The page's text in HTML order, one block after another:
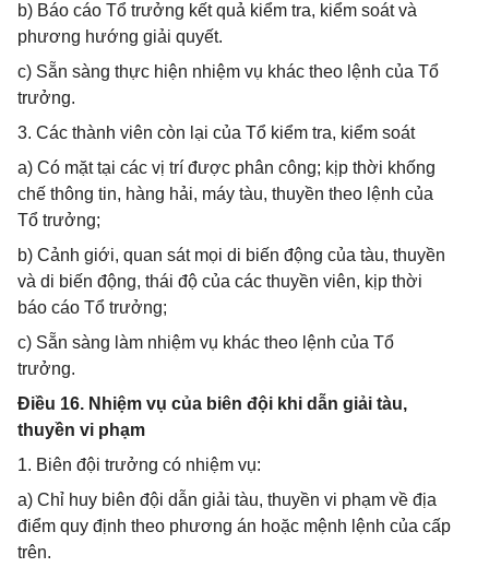
b) Báo cáo Tổ trưởng kết quả kiểm tra, kiểm soát và
phương hướng giải quyết.
c) Sẵn sàng thực hiện nhiệm vụ khác theo lệnh của Tổ
trưởng.
3. Các thành viên còn lại của Tổ kiểm tra, kiểm soát
a) Có mặt tại các vị trí được phân công; kịp thời khống
chế thông tin, hàng hải, máy tàu, thuyền theo lệnh của
Tổ trưởng;
b) Cảnh giới, quan sát mọi di biến động của tàu, thuyền
và di biến động, thái độ của các thuyền viên, kịp thời
báo cáo Tổ trưởng;
c) Sẵn sàng làm nhiệm vụ khác theo lệnh của Tổ
trưởng.
Điều 16. Nhiệm vụ của biên đội khi dẫn giải tàu,
thuyền vi phạm
1. Biên đội trưởng có nhiệm vụ:
a) Chỉ huy biên đội dẫn giải tàu, thuyền vi phạm về địa
điểm quy định theo phương án hoặc mệnh lệnh của cấp
trên.